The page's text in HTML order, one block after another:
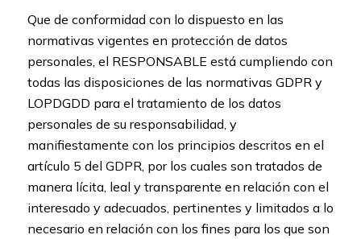
Que de conformidad con lo dispuesto en las
normativas vigentes en protección de datos
personales, el RESPONSABLE está cumpliendo con
todas las disposiciones de las normativas GDPR y
LOPDGDD para el tratamiento de los datos
personales de su responsabilidad, y
manifiestamente con los principios descritos en el
artículo 5 del GDPR, por los cuales son tratados de
manera lícita, leal y transparente en relación con el
interesado y adecuados, pertinentes y limitados a lo
necesario en relación con los fines para los que son